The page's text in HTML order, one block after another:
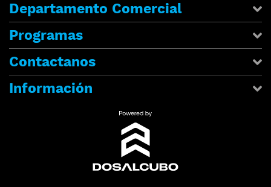
Departamento Comercial
Programas
Contactanos
Información